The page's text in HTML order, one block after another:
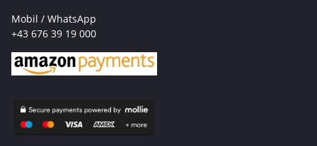
Mobil / WhatsApp
+43 676 39 19 000